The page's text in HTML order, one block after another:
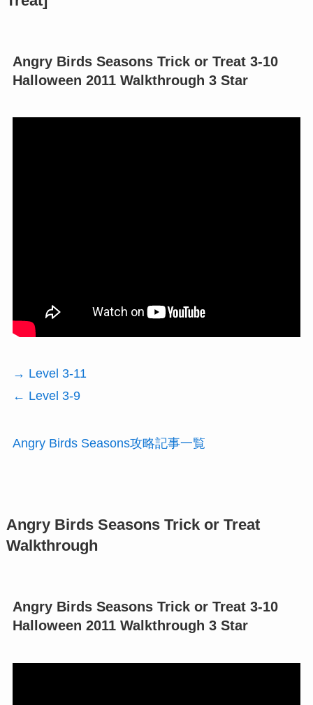
Angry Birds Seasons Trick or Treat 3-10
Halloween 2011 Walkthrough 3 Star
→ Level 3-11
← Level 3-9
Angry Birds Seasons攻略記事一覧
Angry Birds Seasons Trick or Treat
Walkthrough
Angry Birds Seasons Trick or Treat 3-10
Halloween 2011 Walkthrough 3 Star